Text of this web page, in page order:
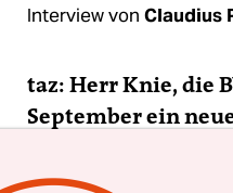
Interview von Claudius
taz: Herr Knie, die
September ein
beste Tarif ermittelt